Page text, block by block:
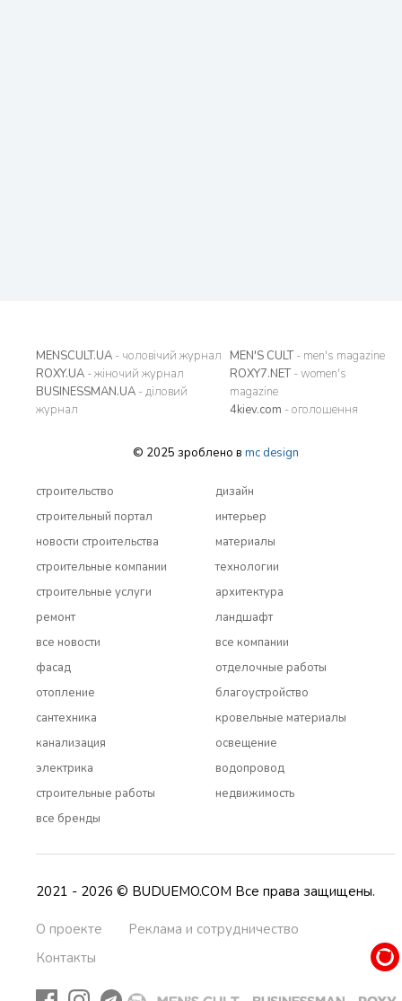
MENSCULT.UA - чоловічий журнал
ROXY.UA - жіночий журнал
BUSINESSMAN.UA - діловий
журнал
MEN'S CULT- men's magazine
ROXY7.NET- women's
magazine
4kiev.com - оголошення
© 2025 зроблено в mc design
строительство
строительный портал
новости строительства
строительные компании
строительные услуги
ремонт
все новости
дизайн
интерьер
материалы
технологии
архитектура
ландшафт
все компании
фасад
отопление
сантехника
канализация
электрика
строительные работы
все бренды
отделочные работы
благоустройство
кровельные материалы
освещение
водопровод
недвижимость
2021 - 2026 © BUDUEMO.COM Все права защищены.
О проекте
Реклама и сотрудничество
Контакты